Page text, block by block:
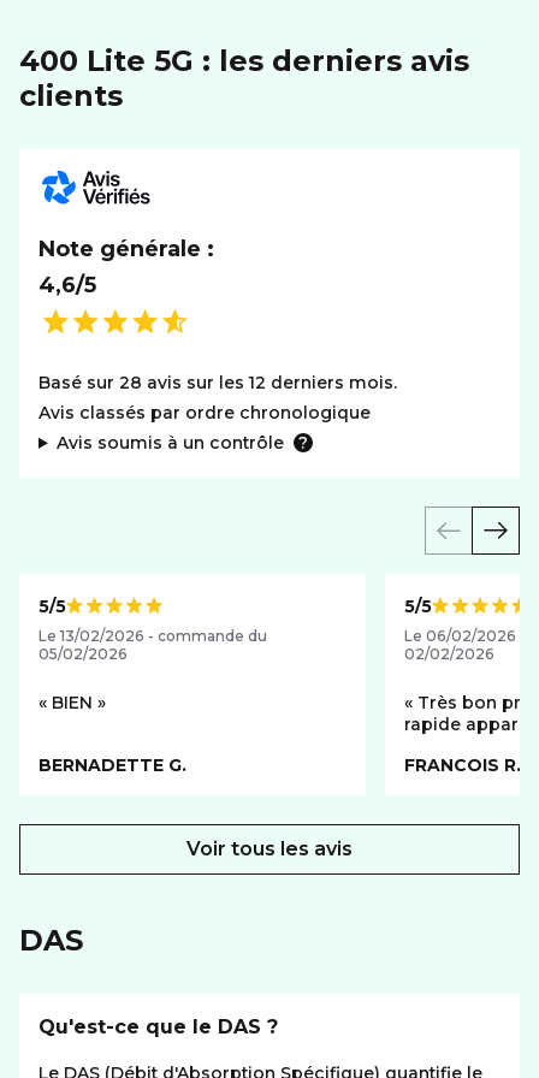
RÉSEAU
Réseaux
Système
400 Lite 5G : les derniers avis
clients
Note générale :
4,6/5
Basé sur 28 avis sur les 12 derniers mois.
Avis classés par ordre chronologique
Avis soumis à un contrôle
Note de
5/5
Le 13/02/2026 - commande du
05/02/2026
BIEN
BERNADETTE G.
Note de
5/5
Le 06/02/2026 -
02/02/2026
Très bon
rapide
FRANCOIS R.
Voir tous les avis
DAS
Qu'est-ce que le DAS ?
Le DAS (Débit d'Absorption Spécifique) quantifie le